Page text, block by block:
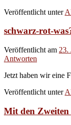
Veröffentlicht unter
schwarz-rot-
Veröffentlicht am 23.
Antworten
Jetzt haben wir eine
Veröffentlicht unter
Mit den Zweiten